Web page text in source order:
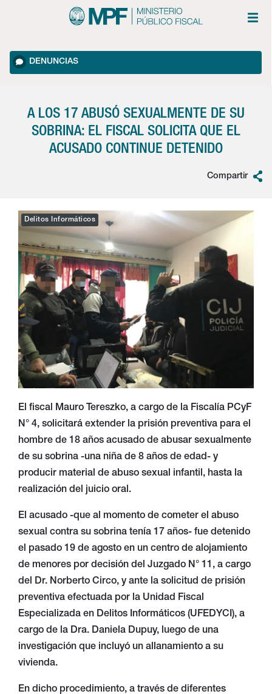
DENUNCIAS
A LOS 17 ABUSÓ SEXUALMENTE DE SU
SOBRINA: EL FISCAL SOLICITA QUE EL
ACUSADO CONTINUE DETENIDO
Compartir
Delitos Informáticos
El fiscal Mauro Tereszko, a cargo de la Fiscalía PCyF
N° 4, solicitará extender la prisión preventiva para el
hombre de 18 años acusado de abusar sexualmente
de su sobrina -una niña de 8 años de edad- y
producir material de abuso sexual infantil, hasta la
realización del juicio oral.
El acusado -que al momento de cometer el abuso
sexual contra su sobrina tenía 17 años- fue detenido
el pasado 19 de agosto en un centro de alojamiento
de menores por decisión del Juzgado N° 11, a cargo
del Dr. Norberto Circo, y ante la solicitud de prisión
preventiva efectuada por la Unidad Fiscal
Especializada en Delitos Informáticos (UFEDYCI), a
cargo de la Dra. Daniela Dupuy, luego de una
investigación que incluyó un allanamiento a su
vivienda.
En dicho procedimiento, a través de diferentes